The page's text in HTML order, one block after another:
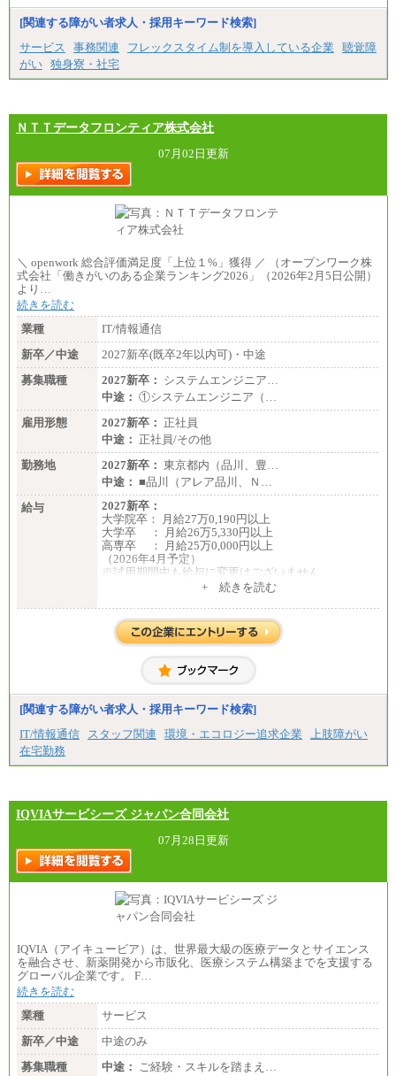
※1…東京都、埼玉県、千葉県、神奈川県
※2…大阪府、京都府、兵庫県、滋賀県
※3…愛知県、静岡県
※4…北海道、宮城県、栃木県、群馬県、長野県、新
潟県、富山県、石川県、岡山県、広島県、山口県、
香川県、福岡県
県、福島県、山形県
・月給には一律地域手当を含んだ金額を表示
（一律地域手当：※1…36,000円、※2…33,000円、
※3…28,000円、※4…25,000円、※5…23,000円）
・試用期間中も給与変更なし
●基幹職（地域限定社員）
・大学・院卒／月給185,000 円～219,000 円 ※勤務地
により異なる。
〈大阪・兵庫〉209,000 円
〈愛知〉194,500 円 〈福岡〉1
85,000 円
地により異なる。
〈東京・神奈川〉210,000 円
〈大阪・兵庫〉200,000 円
〈愛知〉194,500 円 〈福
岡〉185,000円
※基本給のみ（地域手当なし）
※試用期間中も給与変更なし
中途：
【阪急交通社】
◆正社員/総合職
月給250,000円～(※1)、247,000円～(※2)、242,000円
～(※3)、239,000円～(※4)、237,000円～（※5）
・月給は一律地域手当を含んだ金額を表示
（※1…36,000円、※2…33,000円、※3…28,000円、
※4…25,000円、※5…23,000円）
・試用期間中も給与変更なし
◆正社員/基幹職
〈東京・神奈川〉月給219,000 円～ 〈大阪・兵庫〉
・一律地域手当なし
・試用期間中も給与変更なし
月給187,500円～(※1)、184,000円～(※2)、180,500円
※1…東京都、埼玉県、千葉県、神奈川県
※3…愛知県、静岡県
潟県、富山県、石川県、岡山県、広島県、山口県、
分県、長崎県、熊本県、宮崎県、鹿児島県、沖縄
県、福島県、山形県
◆パート・アルバイト
時給制：最低時給額 1,050円～ ※勤務地により異な
る。
【エアサーブ】
月給223,000円～
・試用期間中も給与変更なし
[関連する障がい者求人・採用キーワード検索]
サービス
事務関連 フレックスタイム制を導入している企業
聴覚障
がい 独身寮・社宅
ＮＴＴデータフロンティア株式会社
07月02日更新
＼ openwork 総合評価満足度「上位１%」獲得 ／ （オープンワーク株
式会社「働きがいのある企業ランキング2026」（2026年2月5日公開）
より…
続きを読む
業種
IT/情報通信
新卒／中途
2027新卒(既卒2年以内可)・中途
募集職種
2027新卒： システムエンジニア…
中途： ①システムエンジニア（…
雇用形態
2027新卒： 正社員
中途： 正社員/その他
勤務地
2027新卒： 東京都内（品川、豊…
中途： ■品川（アレア品川、Ｎ…
給与
2027新卒：
大学院卒： 月給27万0,190円以上
大学卒 ： 月給26万5,330円以上
高専卒 ： 月給25万0,000円以上
（2026年4月予定）
※試用期間中も給与に変更はございません
②月給：18万6,140円以上（諸手当含まず）
※試用期間中も給与に変更はございません
+ 続きを読む
[関連する障がい者求人・採用キーワード検索]
IT/情報通信
スタッフ関連 環境・エコロジー追求企業
上肢障がい
在宅勤務
IQVIAサービシーズ ジャパン合同会社
07月28日更新
IQVIA（アイキュービア）は、世界最大級の医療データとサイエンス
を融合させ、新薬開発から市販化、医療システム構築までを支援する
グローバル企業です。 F…
続きを読む
業種
サービス
新卒／中途
中途のみ
募集職種
中途： ご経験・スキルを踏まえ…